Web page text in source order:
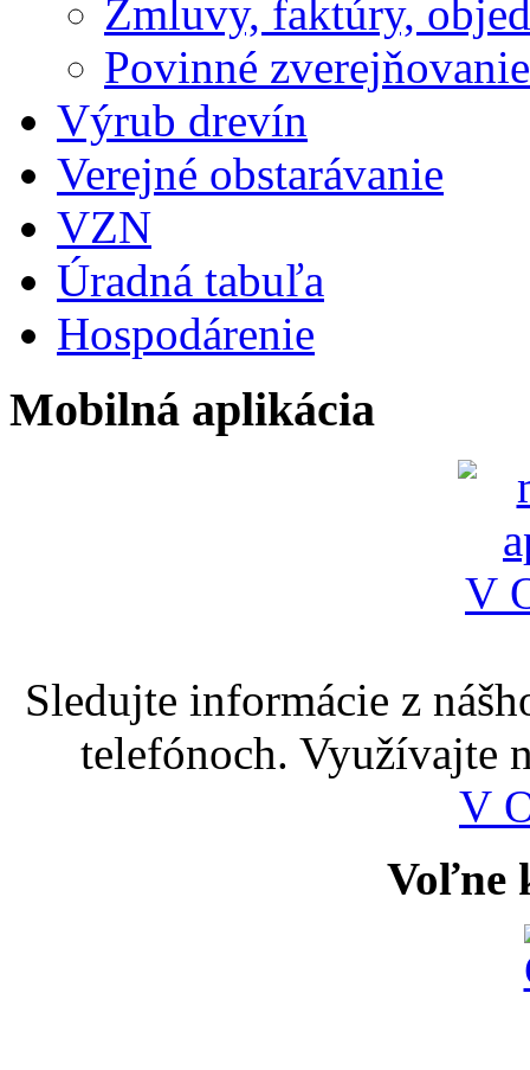
Zmluvy, faktúry,
Povinné
Výrub drevín
Verejné obstarávanie
VZN
Úradná tabuľa
Hospodárenie
Mobilná aplikácia
Sledujte informácie z
telefónoch. Využívajte
V
Voľne